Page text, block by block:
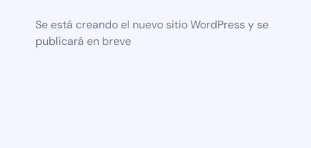
Se está creando el nuevo sitio WordPress y se
publicará en breve